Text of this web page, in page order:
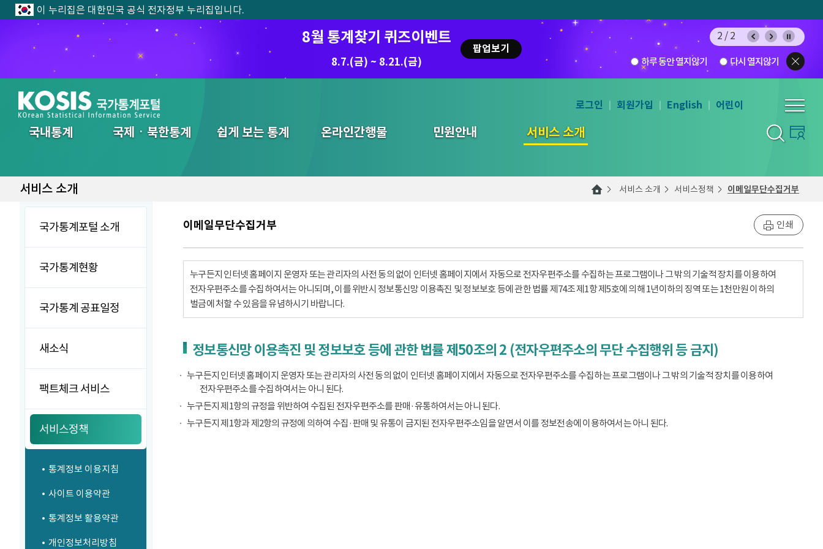
이 누리집은 대한민국 공식 전자정부 누리집입니다.
2026.7.29 ~ 8.7
8월 통계찾기 퀴즈이벤트
8.7.(금) ~ 8.21.(금)
팝업보기
2/2
하루 동안 열지않기 다시 열지않기
국내통계 국제ㆍ북한통계 쉽게 보는 통계 온라인간행물 민원안내 서비스 소개
통합검색
로그인 회원가입 English 어린이
서비스 소개 서비스 소개 서비스정책 이메일무단수집거부
국가통계포털 소개
국가통계현황
국가통계 공표일정
새소식
팩트체크 서비스
서비스정책
통계정보 이용지침
사이트 이용약관
통계정보 활용약관
개인정보처리방침
이메일무단수집거부 인쇄
누구든지 인터넷 홈페이지 운영자 또는 관리자의 사전 동의 없이 인터넷 홈페이지에서 자동으로 전자우편주소를 수집하는 프로그램이나 그 밖의 기술적 장치를 이용하여
전자우편주소를 수집하여서는 아니되며, 이를 위반시 정보통신망 이용촉진 및 정보보호 등에 관한 법률 제74조 제1항 제5호에 의해 1년이하의 징역 또는 1천만원 이하의
벌금에 처할 수 있음을 유념하시기 바랍니다.
정보통신망 이용촉진 및 정보보호 등에 관한 법률 제50조의 2 (전자우편주소의 무단 수집행위 등 금지)
누구든지 인터넷 홈페이지 운영자 또는 관리자의 사전 동의 없이 인터넷 홈페이지에서 자동으로 전자우편주소를 수집하는 프로그램이나 그 밖의 기술적 장치를 이용하여
전자우편주소를 수집하여서는 아니 된다.
누구든지 제1항의 규정을 위반하여 수집된 전자우편주소를 판매·유통하여서는 아니 된다.
누구든지 제1항과 제2항의 규정에 의하여 수집·판매 및 유통이 금지된 전자우편주소임을 알면서 이를 정보전송에 이용하여서는 아니 된다.